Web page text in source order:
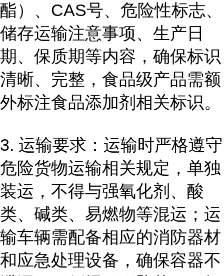
酯）、CAS号、危险性标志、
储存运输注意事项、生产日
期、保质期等内容，确保标识
清晰、完整，食品级产品需额
外标注食品添加剂相关标识。
3. 运输要求：运输时严格遵守
危险货物运输相关规定，单独
装运，不得与强氧化剂、酸
类、碱类、易燃物等混运；运
输车辆需配备相应的消防器材
和应急处理设备，确保容器不